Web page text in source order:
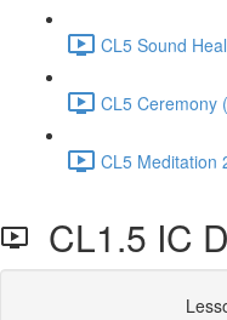
CL5 Sound
CL5 Ceremony
CL5 Meditation
CL1.5 IC